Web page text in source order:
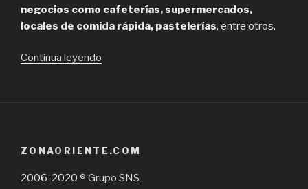
negocios como cafeterías, supermercados,
locales de comida rápida, pastelerías, entre otros.
Continua leyendo
en
Imeco”
ZONAORIENTE.COM
2006-2020 ® Grupo SNS